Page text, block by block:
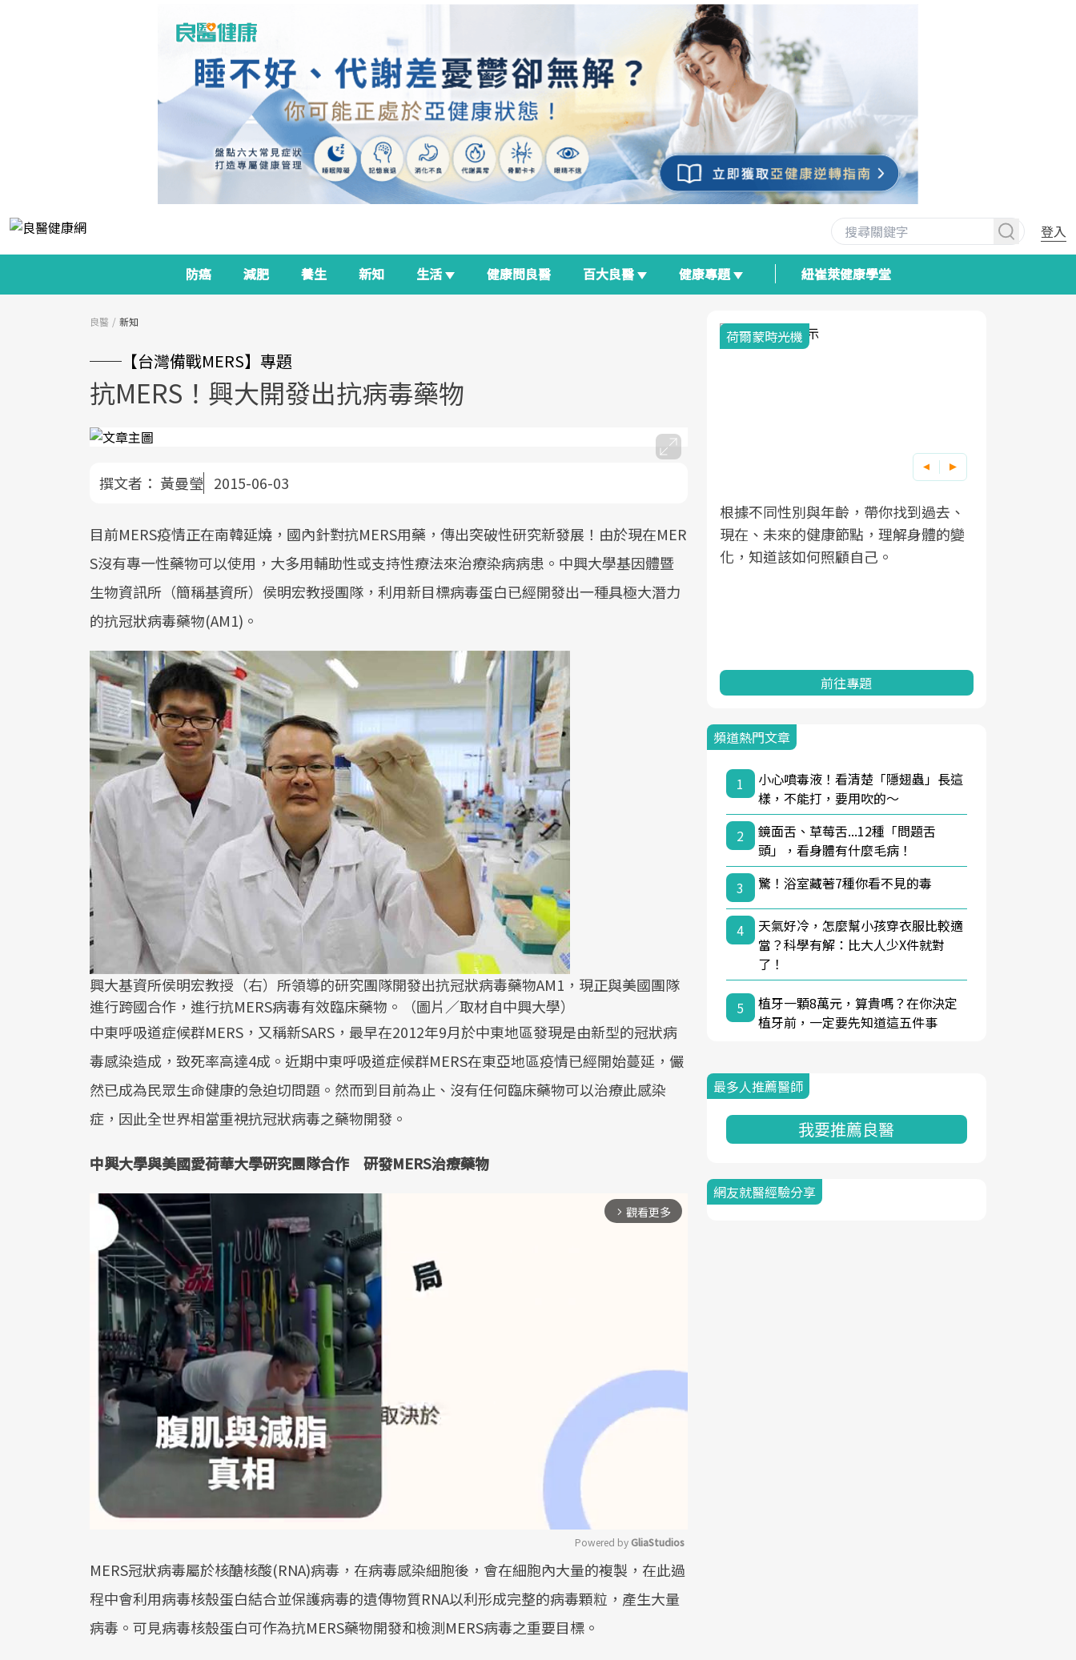
登入
防癌 減肥 養生 新知 生活 健康問良醫 百大良醫 健康專題 紐崔萊健康學堂
良醫 新知
──【台灣備戰MERS】專題
抗MERS！興大開發出抗病毒藥物
撰文者： 黃曼瑩 2015-06-03
目前MERS疫情正在南韓延燒，國內針對抗MERS用藥，傳出突破性研究新發展！由於現在MER
S沒有專一性藥物可以使用，大多用輔助性或支持性療法來治療染病病患。中興大學基因體暨
生物資訊所（簡稱基資所）侯明宏教授團隊，利用新目標病毒蛋白已經開發出一種具極大潛力
的抗冠狀病毒藥物(AM1)。
興大基資所侯明宏教授（右）所領導的研究團隊開發出抗冠狀病毒藥物AM1，現正與美國團隊
進行跨國合作，進行抗MERS病毒有效臨床藥物。（圖片／取材自中興大學）
中東呼吸道症候群MERS，又稱新SARS，最早在2012年9月於中東地區發現是由新型的冠狀病
毒感染造成，致死率高達4成。近期中東呼吸道症候群MERS在東亞地區疫情已經開始蔓延，儼
然已成為民眾生命健康的急迫切問題。然而到目前為止、沒有任何臨床藥物可以治療此感染
症，因此全世界相當重視抗冠狀病毒之藥物開發。
中興大學與美國愛荷華大學研究團隊合作 研發MERS治療藥物
arrow_forward_ios 觀看更多
Mute
Powered by GliaStudios
MERS冠狀病毒屬於核醣核酸(RNA)病毒，在病毒感染細胞後，會在細胞內大量的複製，在此過
程中會利用病毒核殼蛋白結合並保護病毒的遺傳物質RNA以利形成完整的病毒顆粒，產生大量
病毒。可見病毒核殼蛋白可作為抗MERS藥物開發和檢測MERS病毒之重要目標。
邁向「健康照護」的新時代。隨著國家
政策如「健康台灣推動委員會」與「長
關注的核心議題。然而，健檢不只是醫
狀況、啟動健康管理的重要起點。
前往專題
健康新生活」，從講座、體驗到運動，
全面啟動你的健康革命！
前往專題
發，透過醫學觀點與日常感受的對話，
建立對亞健康的認知，進而引導實際的
前往專題
荷爾蒙時光機
根據不同性別與年齡，帶你找到過去、
現在、未來的健康節點，理解身體的變
化，知道該如何照顧自己。
前往專題
頻道熱門文章
1
小心噴毒液！看清楚「隱翅蟲」長這
樣，不能打，要用吹的～
2
鏡面舌、草莓舌...12種「問題舌
頭」，看身體有什麼毛病！
3
驚！浴室藏著7種你看不見的毒
4
天氣好冷，怎麼幫小孩穿衣服比較適
當？科學有解：比大人少X件就對
了！
5
植牙一顆8萬元，算貴嗎？在你決定
植牙前，一定要先知道這五件事
最多人推薦醫師
我要推薦良醫
網友就醫經驗分享